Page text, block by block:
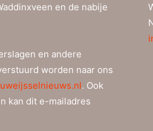
en de nabije
en andere
worden naar ons
. Ook
kan dit e-mailadres